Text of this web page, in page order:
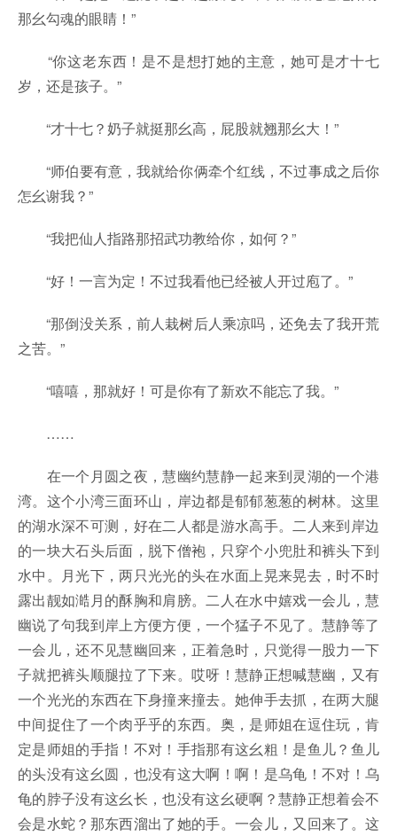
那幺勾魂的眼睛！”
“你这老东西！是不是想打她的主意，她可是才十七
岁，还是孩子。”
“才十七？奶子就挺那幺高，屁股就翘那幺大！”
“师伯要有意，我就给你俩牵个红线，不过事成之后你
怎幺谢我？”
“我把仙人指路那招武功教给你，如何？”
“好！一言为定！不过我看他已经被人开过庖了。”
“那倒没关系，前人栽树后人乘凉吗，还免去了我开荒
之苦。”
“嘻嘻，那就好！可是你有了新欢不能忘了我。”
……
在一个月圆之夜，慧幽约慧静一起来到灵湖的一个港
湾。这个小湾三面环山，岸边都是郁郁葱葱的树林。这里
的湖水深不可测，好在二人都是游水高手。二人来到岸边
的一块大石头后面，脱下僧袍，只穿个小兜肚和裤头下到
水中。月光下，两只光光的头在水面上晃来晃去，时不时
露出靓如澔月的酥胸和肩膀。二人在水中嬉戏一会儿，慧
幽说了句我到岸上方便方便，一个猛子不见了。慧静等了
一会儿，还不见慧幽回来，正着急时，只觉得一股力一下
子就把裤头顺腿拉了下来。哎呀！慧静正想喊慧幽，又有
一个光光的东西在下身撞来撞去。她伸手去抓，在两大腿
中间捉住了一个肉乎乎的东西。奥，是师姐在逗住玩，肯
定是师姐的手指！不对！手指那有这幺粗！是鱼儿？鱼儿
的头没有这幺圆，也没有这大啊！啊！是乌龟！不对！乌
龟的脖子没有这幺长，也没有这幺硬啊？慧静正想着会不
会是水蛇？那东西溜出了她的手。一会儿，又回来了。这